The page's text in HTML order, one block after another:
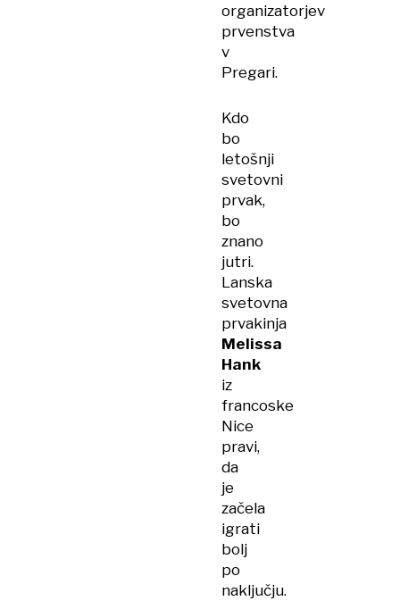
organizatorjev
prvenstva
v
Pregari.
Kdo
bo
letošnji
svetovni
prvak,
bo
znano
jutri.
Lanska
svetovna
prvakinja
Melissa
Hank
iz
francoske
Nice
pravi,
da
je
začela
igrati
bolj
po
naključju.